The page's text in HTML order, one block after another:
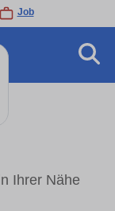
Job
Ihrer Nähe